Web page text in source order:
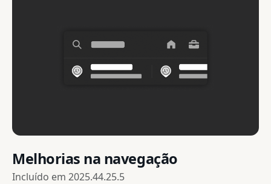
Melhorias na navegação
Incluído em 2025.44.25.5